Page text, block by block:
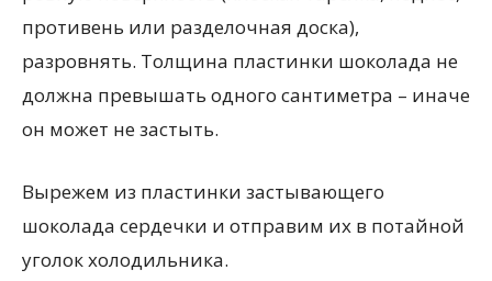
противень или разделочная доска),
разровнять. Толщина пластинки шоколада не
должна превышать одного сантиметра – иначе
он может не застыть.
Вырежем из пластинки застывающего
шоколада сердечки и отправим их в потайной
уголок холодильника.